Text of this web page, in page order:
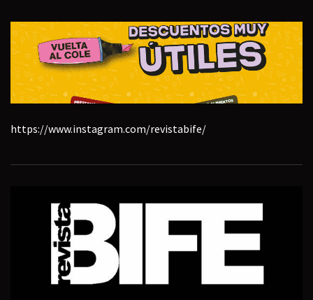
https://www.instagram.com/revistabife/